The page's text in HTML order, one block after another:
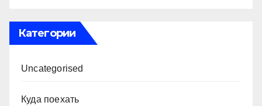
Категории
Uncategorised
Куда поехать